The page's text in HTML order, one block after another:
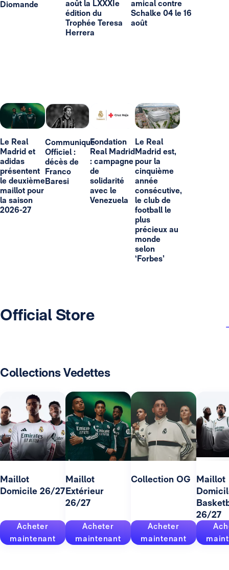
Diomande
août la LXXXIe
édition du
Trophée Teresa
Herrera
amical contre
Schalke 04 le 16
août
Le Real
Madrid et
adidas
présentent
le deuxième
maillot pour
la saison
2026-27
Communiqué
Officiel :
décès de
Franco
Baresi
Fondation
Real Madrid
: campagne
de
solidarité
avec le
Venezuela
Le Real
Madrid est,
pour la
cinquième
année
consécutive,
le club de
football le
plus
précieux au
monde
selon
‘Forbes’
Official Store
Collections Vedettes
Maillot
Domicile 26/27
Acheter
maintenant
Maillot
Extérieur
26/27
Acheter
maintenant
Collection OG
Acheter
maintenant
Maillot
26/27